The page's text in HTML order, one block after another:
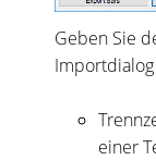
Geben Sie
einer